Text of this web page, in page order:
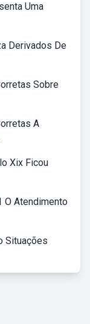
Uma
Derivados De
Sobre
A
Xix Ficou
O Atendimento
Situações